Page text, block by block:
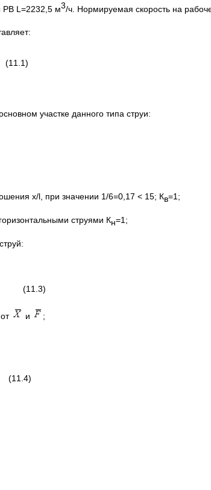
РВ L=2232,5 м3/ч. Нормируемая скорость на
участке данного типа струи:
x/l, при значении 1/6=0,17 < 15; Кв=1;
струями Кн=1;
и ;